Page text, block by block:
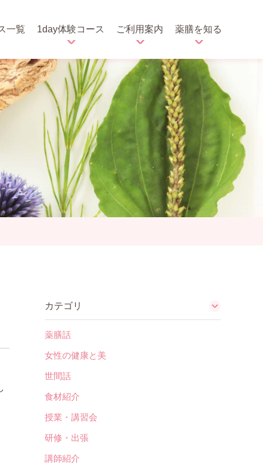
一覧 1day体験コース ご利用案内 薬膳を知る
カテゴリ
薬膳話
女性の健康と美
世間話
食材紹介
授業・講習会
研修・出張
講師紹介